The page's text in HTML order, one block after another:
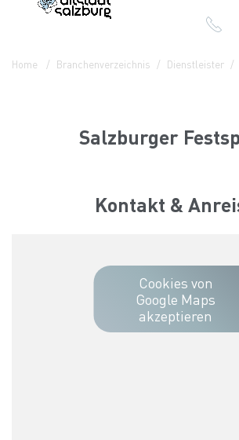
Home Branchenverzeichnis Dienstleister
Salzburger
Kontakt &
Cookies von
Google Maps
akzeptieren